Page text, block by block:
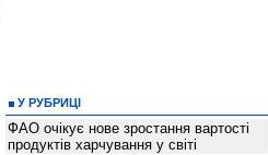
У РУБРИЦІ
ФАО очікує нове зростання вартості
продуктів харчування у світі